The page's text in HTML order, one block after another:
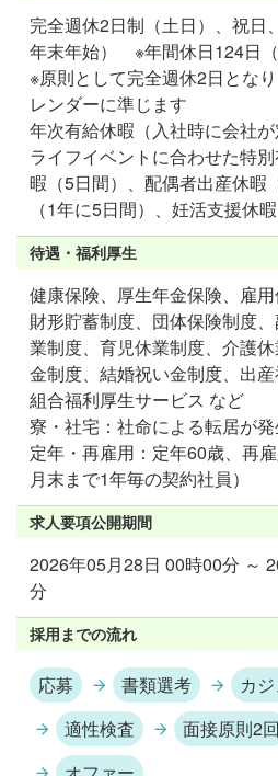
完全週休2日制（土日）、祝日
年末年始） ※年間休日124日
※原則として完全週休2日とな
レンダーに準じます
年次有給休暇（入社時に会社が
ライフイベントに合わせた特
暇（5日間）、配偶者出産休暇
（1年に5日間）、妊活支援休
待遇・福利厚生
健康保険、厚生年金保険、雇
財形貯蓄制度、団体保険制度
業制度、育児休業制度、介護
金制度、結婚祝い金制度、出
組合福利厚生サービス など
寮・社宅：社命による転居が
定年・再雇用：定年60歳、再
月末まで1年毎の契約社員）
求人要項公開期間
2026年05月28日 00時00分 ～
分
採用までの流れ
応募 書類選考
カ
適性検査
面接原則2回